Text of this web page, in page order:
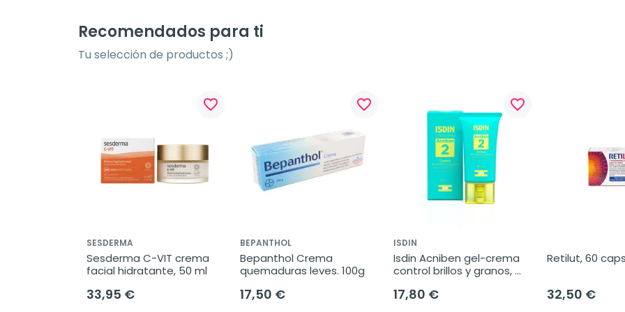
Recomendados para ti
Tu selección de productos ;)
favorite_border
SESDERMA
Sesderma C-VIT crema
facial hidratante, 50 ml
33,95 €
favorite_border
BEPANTHOL
Bepanthol Crema
quemaduras leves. 100g
17,50 €
favorite_border
ISDIN
Isdin Acniben gel-crema
control brillos y granos,
17,80 €
Retilut, 60
32,50 €